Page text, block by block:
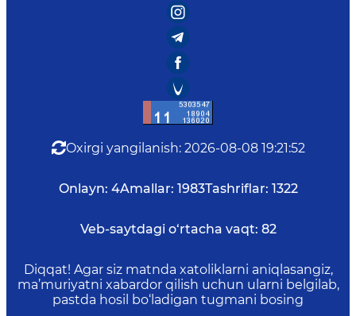
Oxirgi yangilanish: 2026-08-08 19:21:52
Onlayn: 4Amallar: 1983Tashriflar: 1322
Veb-saytdagi o‘rtacha vaqt: 82
Diqqat! Agar siz matnda xatoliklarni aniqlasangiz,
ma’muriyatni xabardor qilish uchun ularni belgilab,
pastda hosil bo‘ladigan tugmani bosing